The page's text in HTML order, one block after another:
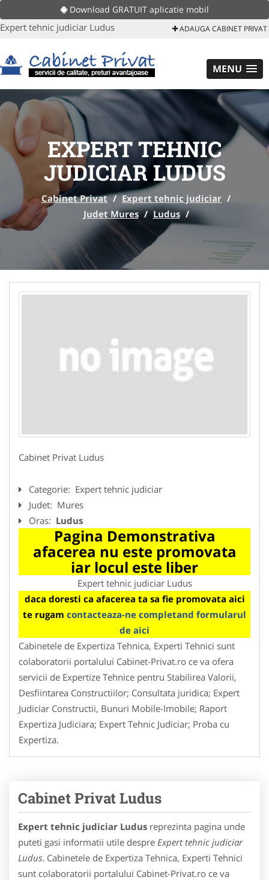
Download GRATUIT aplicatie mobil
Expert tehnic judiciar Ludus ADAUGA CABINET PRIVAT
MENU
EXPERT TEHNIC
JUDICIAR LUDUS
Cabinet Privat / Expert tehnic judiciar /
Judet Mures / Ludus /
Cabinet Privat Ludus
Categorie: Expert tehnic judiciar
Judet: Mures
Oras: Ludus
Pagina Demonstrativa
afacerea nu este promovata
iar locul este liber
Expert tehnic judiciar Ludus
daca doresti ca afacerea ta sa fie promovata aici
te rugam contacteaza-ne completand formularul
de aici
Cabinetele de Expertiza Tehnica, Experti Tehnici sunt
colaboratorii portalului Cabinet-Privat.ro ce va ofera
servicii de Expertize Tehnice pentru Stabilirea Valorii,
Desfiintarea Constructiilor; Consultata juridica; Expert
Judiciar Constructii, Bunuri Mobile-Imobile; Raport
Expertiza Judiciara; Expert Tehnic Judiciar; Proba cu
Expertiza.
Cabinet Privat Ludus
Expert tehnic judiciar Ludus reprezinta pagina unde
puteti gasi informatii utile despre Expert tehnic judiciar
Ludus. Cabinetele de Expertiza Tehnica, Experti Tehnici
sunt colaboratorii portalului Cabinet-Privat.ro ce va